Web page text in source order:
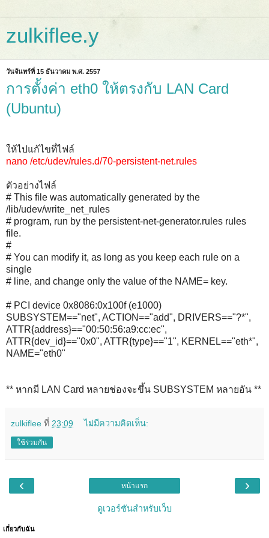
zulkiflee.y
วันจันทร์ที่ 15 ธันวาคม พ.ศ. 2557
การตั้งค่า eth0 ให้ตรงกับ LAN Card
(Ubuntu)
ให้ไปแก้ไขที่ไฟล์
nano /etc/udev/rules.d/70-persistent-net.rules
ตัวอย่างไฟล์
# This file was automatically generated by the
/lib/udev/write_net_rules
# program, run by the persistent-net-generator.rules rules
file.
#
# You can modify it, as long as you keep each rule on a
single
# line, and change only the value of the NAME= key.
# PCI device 0x8086:0x100f (e1000)
SUBSYSTEM=="net", ACTION=="add", DRIVERS=="?*",
ATTR{address}=="00:50:56:a9:cc:ec",
ATTR{dev_id}=="0x0", ATTR{type}=="1", KERNEL=="eth*",
NAME="eth0"
** หากมี LAN Card หลายช่องจะขึ้น SUBSYSTEM หลายอัน **
zulkiflee ที่ 23:09 ไม่มีความคิดเห็น:
ใช้ร่วมกัน
‹ ›
หน้าแรก
ดูเวอร์ชันสำหรับเว็บ
เกี่ยวกับฉัน